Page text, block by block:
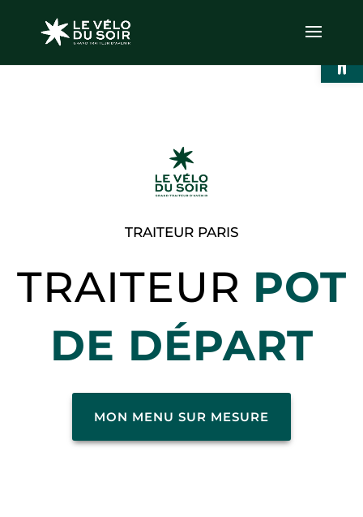
TRAITEUR PARIS
TRAITEUR POT
DE DÉPART
MON MENU SUR MESURE